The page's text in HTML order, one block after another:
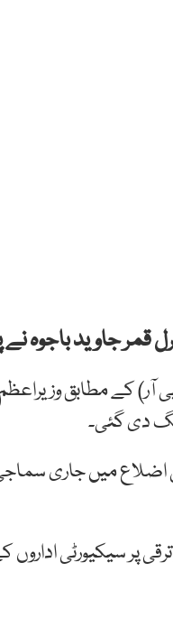
جاوید باجوہ نے
کے مطابق
دی گئی۔
اضلاع میں جاری
سیکیورٹی اداروں کے